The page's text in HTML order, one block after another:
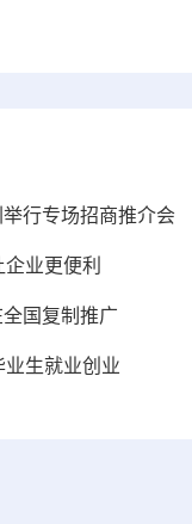
行专场招商推介会
业更便利
国复制推广
生就业创业